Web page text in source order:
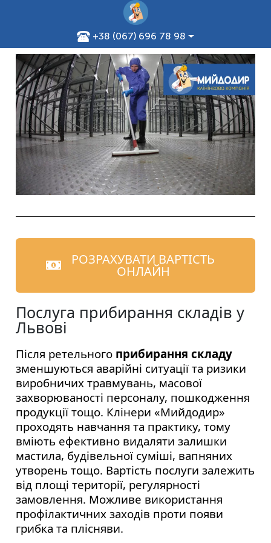
+38 (067) 696 78 98
РОЗРАХУВАТИ ВАРТІСТЬ
ОНЛАЙН
Послуга прибирання складів у
Львові
Після ретельного прибирання складу
зменшуються аварійні ситуації та ризики
виробничих травмувань, масової
захворюваності персоналу, пошкодження
продукції тощо. Клінери «Мийдодир»
проходять навчання та практику, тому
вміють ефективно видаляти залишки
мастила, будівельної суміші, вапняних
утворень тощо. Вартість послуги залежить
від площі території, регулярності
замовлення. Можливе використання
профілактичних заходів проти появи
грибка та плісняви.